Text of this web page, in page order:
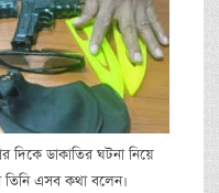
দিকে ডাকাতির ঘটনা নিয়ে
তিনি এসব কথা বলেন।